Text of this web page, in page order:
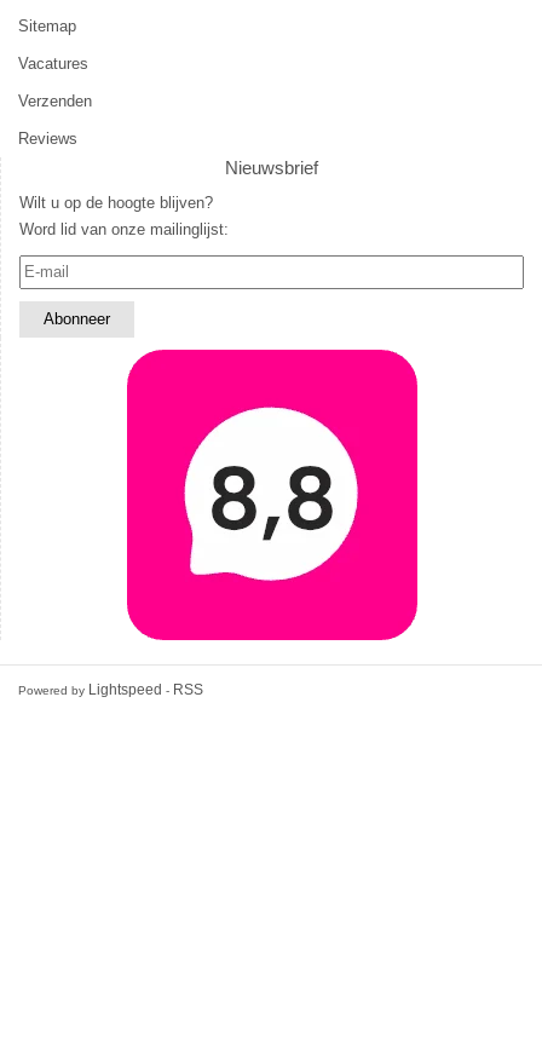
Sitemap
Vacatures
Verzenden
Reviews
Nieuwsbrief
Wilt u op de hoogte blijven?
Word lid van onze mailinglijst:
Powered by Lightspeed - RSS